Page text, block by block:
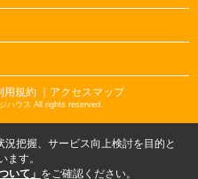
用規約 ｜アクセスマップ
ハウス All rights reserved.
把握、サービス向上検討を目的と
ます。
いて」 をご確認ください。